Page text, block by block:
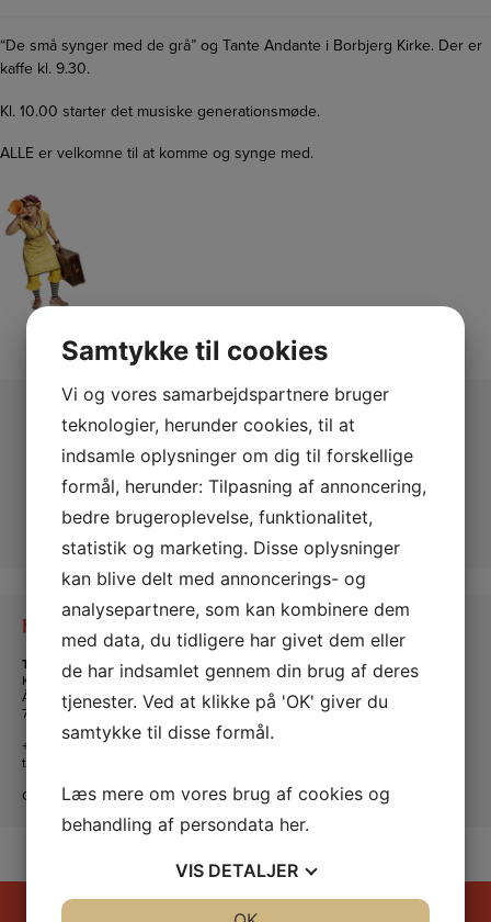
“De små synger med de grå” og Tante Andante i Borbjerg Kirke. Der er
kaffe kl. 9.30.
Kl. 10.00 starter det musiske generationsmøde.
ALLE er velkomne til at komme og synge med.
Kontakt os
Tante Andante Hus
KFUM og KFUK i Lemvig
Ågade 5
7620 Lemvig
+45 20 16 24 11
tanteandante@kfum-kfuk.dk
CVR: 30771397
Samtykke til cookies
Vi og vores samarbejdspartnere bruger
teknologier, herunder cookies, til at
indsamle oplysninger om dig til forskellige
formål, herunder: Tilpasning af annoncering,
bedre brugeroplevelse, funktionalitet,
statistik og marketing. Disse oplysninger
kan blive delt med annoncerings- og
analysepartnere, som kan kombinere dem
med data, du tidligere har givet dem eller
de har indsamlet gennem din brug af deres
tjenester. Ved at klikke på 'OK' giver du
samtykke til disse formål.
Læs mere om vores brug af cookies og
behandling af persondata her.
VIS DETALJER